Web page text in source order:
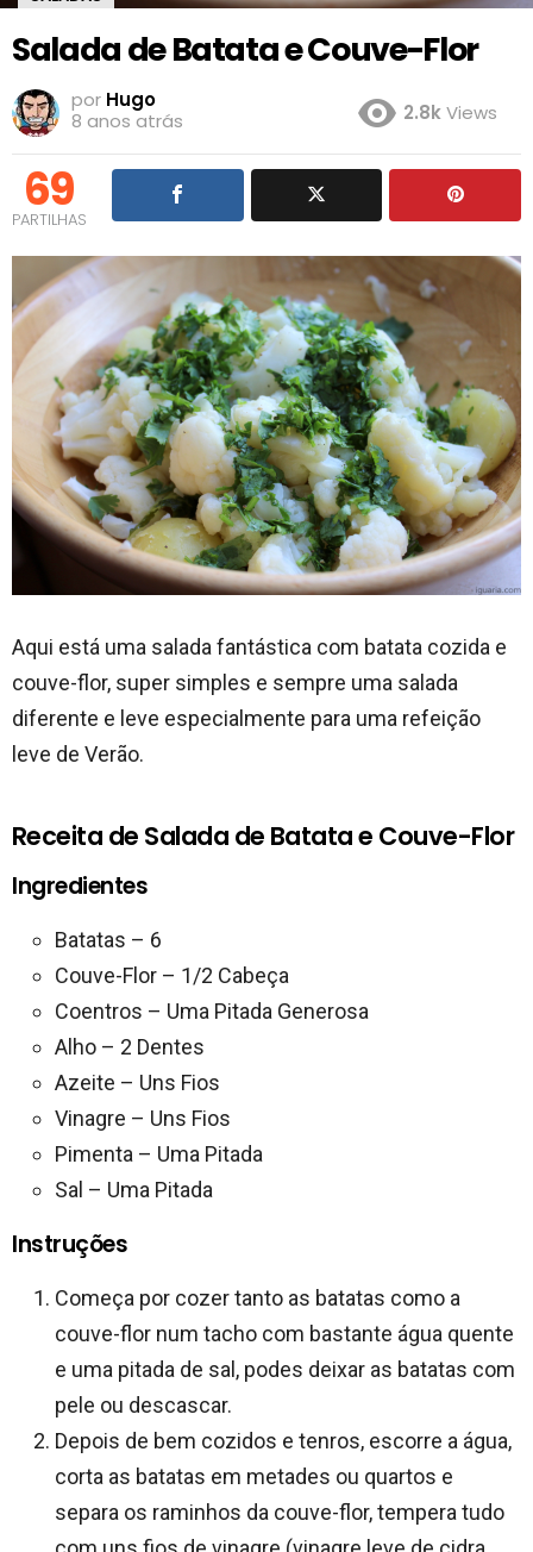
Salada de Batata e Couve-Flor
por Hugo
8 anos atrás
2.8kViews
69
PARTILHAS
Aqui está uma salada fantástica com batata cozida e
couve-flor, super simples e sempre uma salada
diferente e leve especialmente para uma refeição
leve de Verão.
Receita de Salada de Batata e Couve-Flor
Ingredientes
Batatas – 6
Couve-Flor – 1/2 Cabeça
Coentros – Uma Pitada Generosa
Alho – 2 Dentes
Azeite – Uns Fios
Vinagre – Uns Fios
Pimenta – Uma Pitada
Sal – Uma Pitada
Instruções
Começa por cozer tanto as batatas como a
couve-flor num tacho com bastante água quente
e uma pitada de sal, podes deixar as batatas com
pele ou descascar.
Depois de bem cozidos e tenros, escorre a água,
corta as batatas em metades ou quartos e
separa os raminhos da couve-flor, tempera tudo